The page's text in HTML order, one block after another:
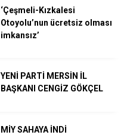
‘Çeşmeli-Kızkalesi
Otoyolu’nun ücretsiz olması
imkansız’
YENİ PARTİ MERSİN İL
BAŞKANI CENGİZ GÖKÇEL
MİY SAHAYA İNDİ